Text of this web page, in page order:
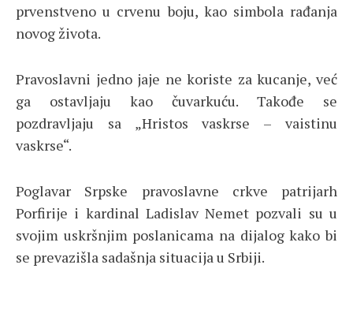
prvenstveno u crvenu boju, kao simbola rađanja
novog života.
Pravoslavni jedno jaje ne koriste za kucanje, već
ga ostavljaju kao čuvarkuću. Takođe se
pozdravljaju sa „Hristos vaskrse – vaistinu
vaskrse“.
Poglavar Srpske pravoslavne crkve patrijarh
Porfirije i kardinal Ladislav Nemet pozvali su u
svojim uskršnjim poslanicama na dijalog kako bi
se prevazišla sadašnja situacija u Srbiji.